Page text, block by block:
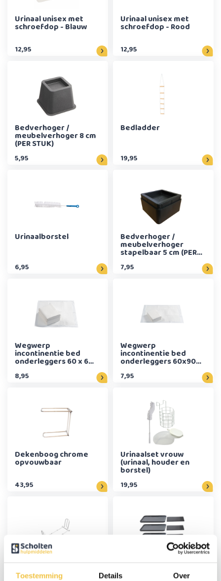
Toestemming Details Over
Urinaal unisex met
schroefdop - Blauw
12,95
Urinaal unisex met
schroefdop - Rood
12,95
Bedverhoger /
meubelverhoger 8 cm
(PER STUK)
5,95
Bedladder
19,95
Urinaalborstel
6,95
Bedverhoger /
meubelverhoger
stapelbaar 5 cm (PER
STUK) - ZWART
7,95
Wegwerp
incontinentie bed
onderleggers 60 x 60
cm (25 stuks)
8,95
Wegwerp
incontinentie bed
onderleggers 60x90
cm (10 stuks)
7,95
Dekenboog chrome
opvouwbaar
43,95
Urinaalset vrouw
(urinaal, houder en
borstel)
19,95
Easyrail dubbel en schuimplaatjes